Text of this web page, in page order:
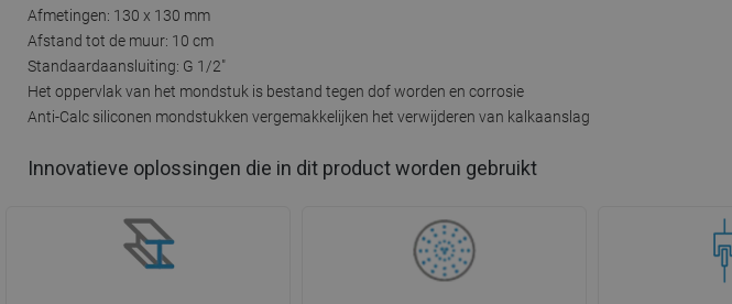
Afmetingen: 130 x 130 mm
Afstand tot de muur: 10 cm
Standaardaansluiting: G 1/2"
Het oppervlak van het mondstuk is bestand tegen dof worden en corrosie
Anti-Calc siliconen mondstukken vergemakkelijken het verwijderen van kalkaanslag
Innovatieve oplossingen die in dit product worden gebruikt